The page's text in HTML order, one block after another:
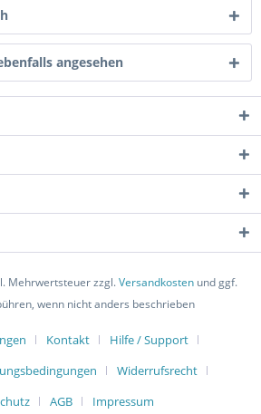
angesehen
Mehrwertsteuer zzgl.Versandkosten und ggf.
wenn nicht anders beschrieben
Kontakt
Hilfe / Support
Widerrufsrecht
AGB Impressum